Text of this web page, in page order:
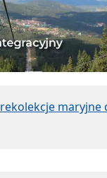
rekolekcje maryjne